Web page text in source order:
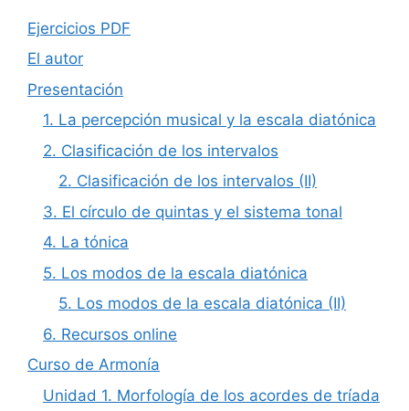
Ejercicios PDF
El autor
Presentación
1. La percepción musical y la escala diatónica
2. Clasificación de los intervalos
2. Clasificación de los intervalos (II)
3. El círculo de quintas y el sistema tonal
4. La tónica
5. Los modos de la escala diatónica
5. Los modos de la escala diatónica (II)
6. Recursos online
Curso de Armonía
Unidad 1. Morfología de los acordes de tríada